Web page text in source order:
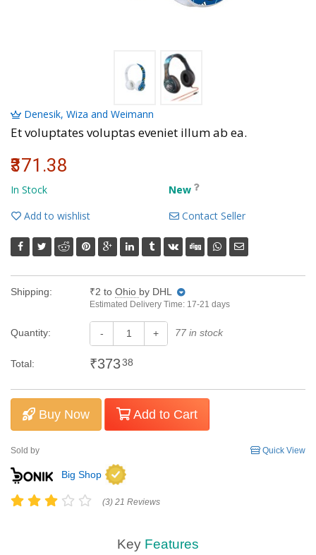
Denesik, Wiza and Weimann
Et voluptates voluptas eveniet illum ab ea.
₹371.38
In Stock
New
Add to wishlist
Contact Seller
Shipping: ₹2 to Ohio by DHL
Estimated Delivery Time: 17-21 days
Quantity: - + 77 in stock
Total: ₹37338
Buy Now Add to Cart
Sold by Quick View
Big Shop
(3) 21 Reviews
Key Features